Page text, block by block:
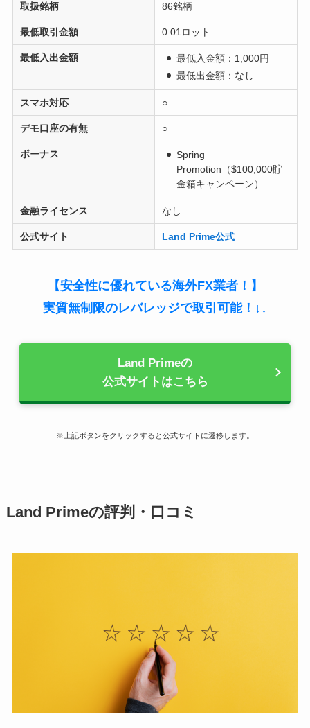
取扱銘柄 86銘柄
最低取引金額 0.01ロット
最低入出金額
最低入金額：1,000円
最低出金額：なし
スマホ対応 ○
デモ口座の有無 ○
ボーナス
Spring
Promotion（$100,000貯
金箱キャンペーン）
金融ライセンス なし
公式サイト Land Prime公式
【安全性に優れている海外FX業者！】
実質無制限のレバレッジで取引可能！↓↓
Land Primeの
公式サイトはこちら
※上記ボタンをクリックすると公式サイトに遷移します。
Land Primeの評判・口コミ